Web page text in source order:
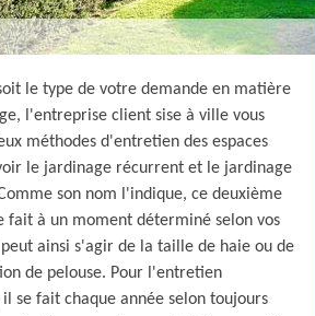
le type de votre demande en matière
l'entreprise client sise à ville vous
méthodes d'entretien des espaces
le jardinage récurrent et le jardinage
son nom l'indique, ce deuxième
fait à un moment déterminé selon vos
peut ainsi s'agir de la taille de haie ou de
de pelouse. Pour l'entretien
se fait chaque année selon toujours